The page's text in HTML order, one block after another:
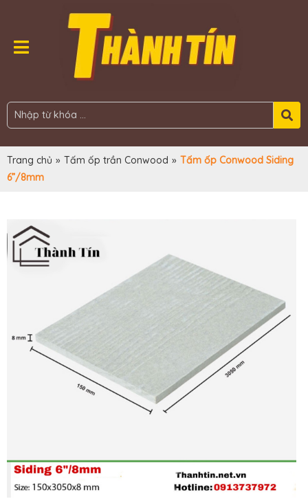
Trang chủ » Tấm ốp trần Conwood » Tấm ốp Conwood Siding
6”/8mm